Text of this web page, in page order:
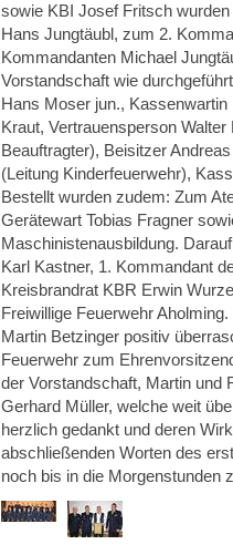
sowie KBI Josef Fritsch
Hans Jungtäubl, zum 2.
Kommandanten Michael
Vorstandschaft wie
Hans Moser jun.,
Kraut, Vertrauensperson
Beauftragter), Beisitzer
(Leitung Kinderfeuerwehr),
Bestellt wurden zudem: Zum
Gerätewart Tobias Fragner
Maschinistenausbildung.
Karl Kastner, 1. Kommandant
Kreisbrandrat KBR Erwin
Freiwillige Feuerwehr
Martin Betzinger positiv
Feuerwehr zum
der Vorstandschaft, Martin und
Gerhard Müller, welche weit
herzlich gedankt und deren
abschließenden Worten des
noch bis in die Morgenstunden